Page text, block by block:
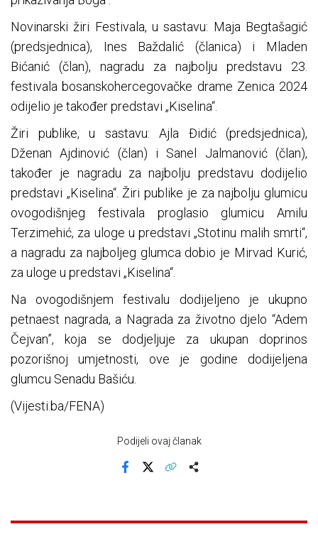
Novinarski žiri Festivala, u sastavu: Maja Begtašagić
(predsjednica), Ines Baždalić (članica) i Mladen
Bićanić (član), nagradu za najbolju predstavu 23.
festivala bosanskohercegovačke drame Zenica 2024
odijelio je također predstavi „Kiselina“.
Žiri publike, u sastavu: Ajla Đidić (predsjednica),
Dženan Ajdinović (član) i Sanel Jalmanović (član),
također je nagradu za najbolju predstavu dodijelio
predstavi „Kiselina“. Žiri publike je za najbolju glumicu
ovogodišnjeg festivala proglasio glumicu Amilu
Terzimehić, za uloge u predstavi „Stotinu malih smrti“,
a nagradu za najboljeg glumca dobio je Mirvad Kurić,
za uloge u predstavi „Kiselina“.
Na ovogodišnjem festivalu dodijeljeno je ukupno
petnaest nagrada, a Nagrada za životno djelo “Adem
Čejvan”, koja se dodjeljuje za ukupan doprinos
pozorišnoj umjetnosti, ove je godine dodijeljena
glumcu Senadu Bašiću.
(Vijesti.ba/FENA)
Podijeli ovaj članak